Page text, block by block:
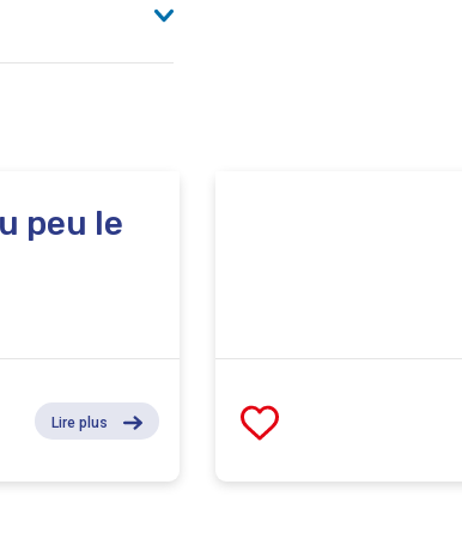
peu le
Lire plus